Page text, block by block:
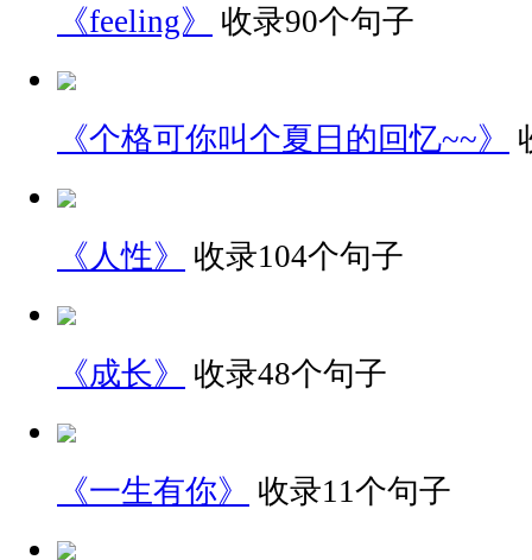
《feeling》 收录90个句子
《个格可你叫个夏日的回忆~~》
《人性》 收录104个句子
《成长》 收录48个句子
《一生有你》 收录11个句子